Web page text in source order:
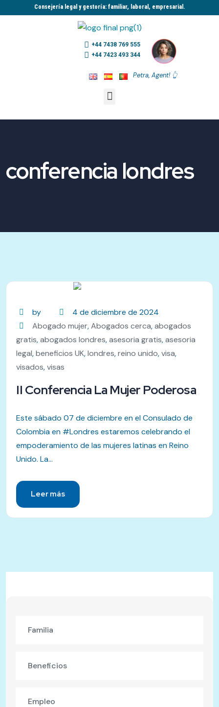
Consejería legal y gestoría: familiar, laboral, empresarial.​
+44 7438 769 555
+44 7423 493 344
Petra, Agent! 👆
conferencia londres
by
4 de diciembre de 2024
Abogado mujer,Abogados cerca,abogados
gratis,abogados londres,asesoria gratis,asesoria
legal,beneficios UK,londres,reino unido,visa,
visados,visas
II Conferencia La Mujer Poderosa
Este sábado 07 de diciembre en el Consulado de
Colombia en #Londres estaremos celebrando el
empoderamiento de las mujeres latinas en Reino
Unido. La...
Leer más
Familia
Beneficios
Empleo